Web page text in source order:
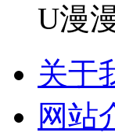
U漫
关于
网站